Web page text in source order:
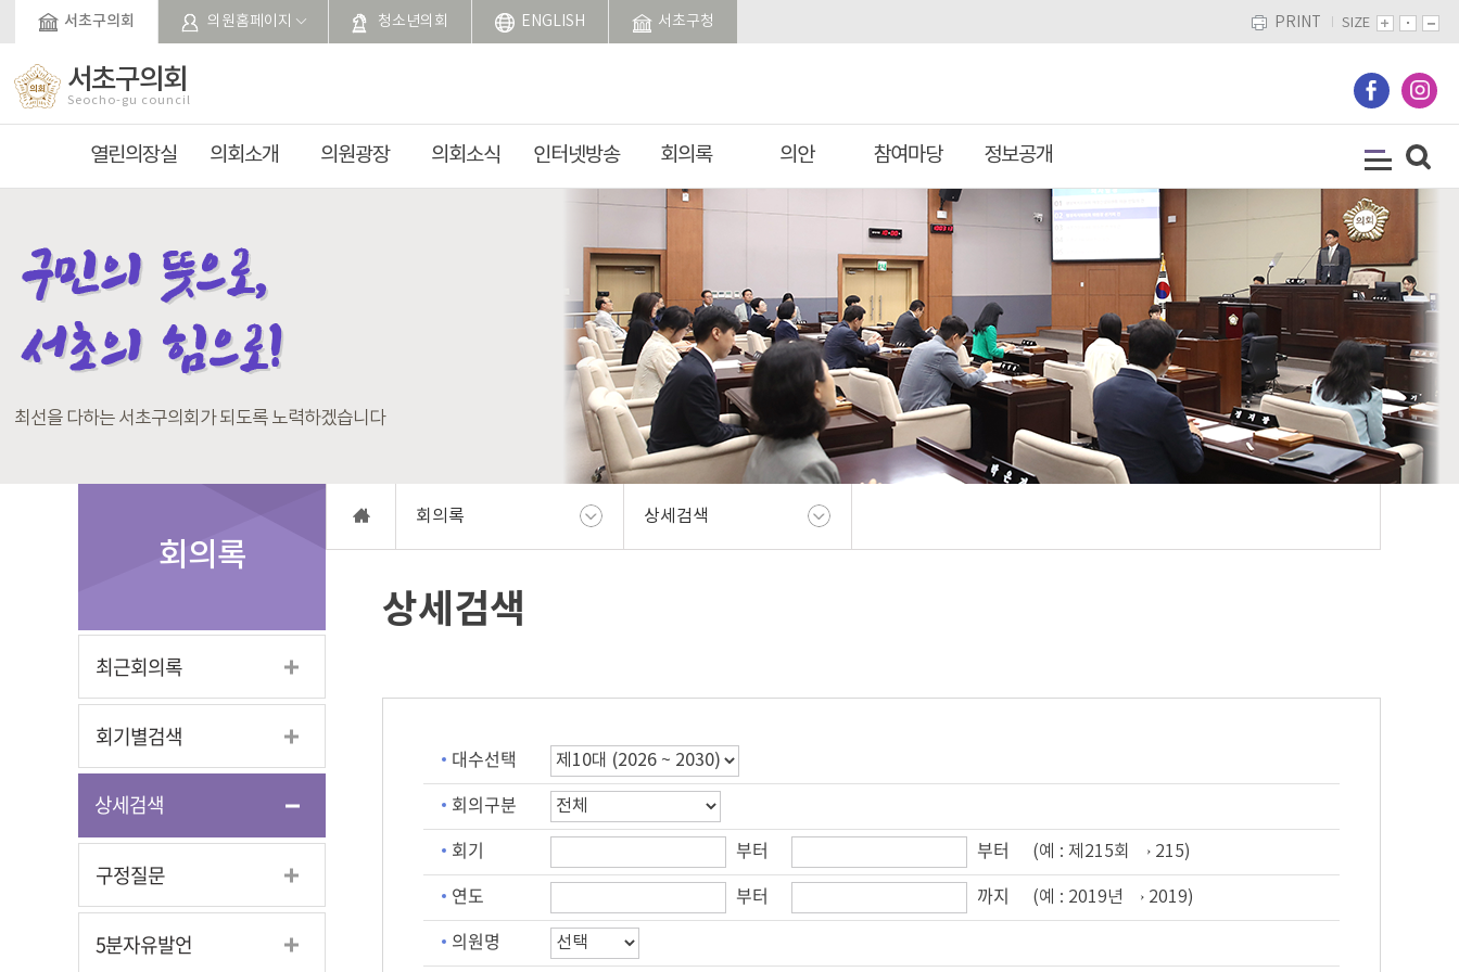
본문바로가기서초구의회 의원홈페이지 청소년의회 ENGLISH 서초구청 PRINT SIZE
서초구의회
Seocho-gu council
열린의장실 의회소개 의원광장 의회소식 인터넷방송 회의록 의안 참여마당 정보공개
최선을 다하는 서초구의회가 되도록 노력하겠습니다
회의록
최근회의록
회기별검색
상세검색
구정질문
5분자유발언
회의록 상세검색
상세검색
대수선택
회의구분
회기
부터 부터 (예 : 제215회 → 215)
연도 부터 까지 (예 : 2019년 → 2019)
의원명